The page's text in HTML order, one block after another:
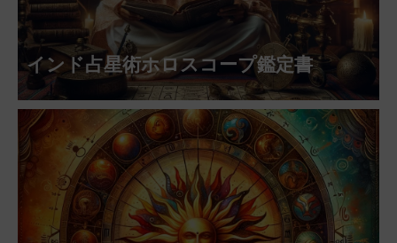
インド占星術ホロスコープ鑑定書